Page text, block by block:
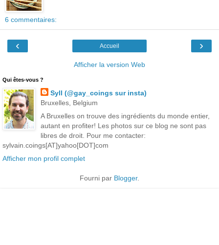
6 commentaires:
‹ ›
Accueil
Afficher la version Web
Qui êtes-vous ?
Syll (@gay_coings sur insta)
Bruxelles, Belgium
A Bruxelles on trouve des ingrédients du monde entier,
autant en profiter! Les photos sur ce blog ne sont pas
libres de droit. Pour me contacter:
sylvain.coings[AT]yahoo[DOT]com
Afficher mon profil complet
Fourni par Blogger.